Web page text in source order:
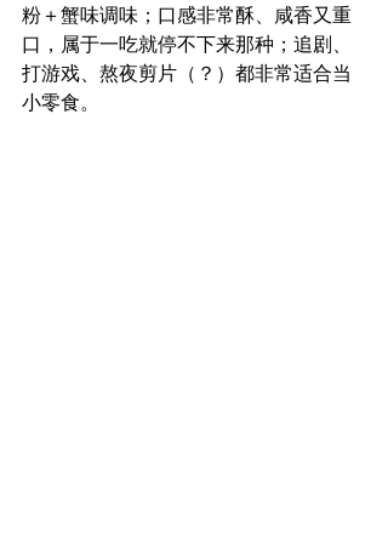
粉＋蟹味调味；口感非常酥、咸香又重
口，属于一吃就停不下来那种；追剧、
打游戏、熬夜剪片（？）都非常适合当
小零食。